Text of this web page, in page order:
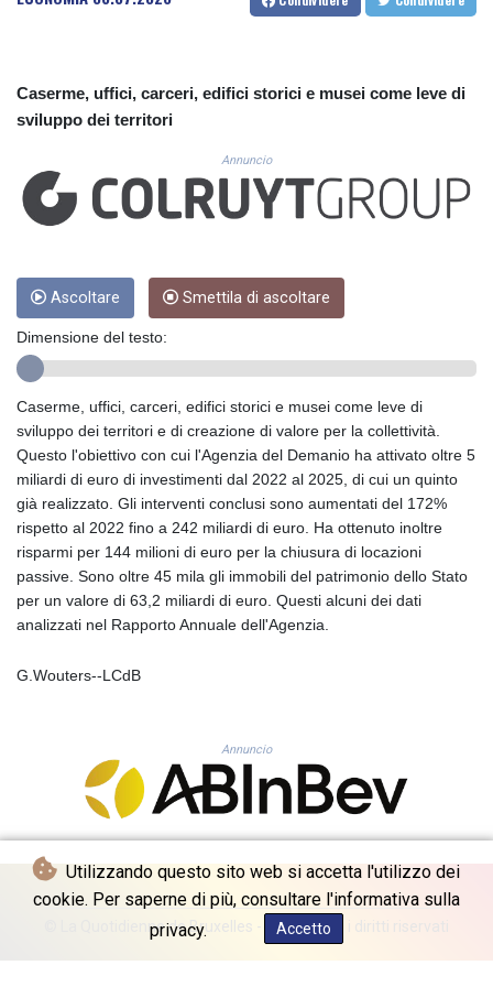
Utilizzando questo sito web si accetta l'utilizzo dei
cookie. Per saperne di più, consultare l'informativa sulla
privacy.
Accetto
CUC 1.154855
DJF 205.338828
DZD 153.530983
EGP 57.54318
ERN 17.322822
FKP 0.857848
GBP 0.857774
GIP 0.857848
GMD 84.878181
GNF 10128.411837
GTQ 8.795715
GYD 241.227629
HKD 9.058306
HNL 30.907112
HRK 7.534038
HTG 150.767698
HUF 362.223087
IQD 1510.627108
IRR
1587694.361999
JMD 183.243508
JOD 0.818791
JPY 182.181232
KES 149.439303
Caserme, uffici, carceri, edifici storici e musei come leve di
sviluppo dei territori
Annuncio
Ascoltare Smettila di ascoltare
Dimensione del testo:
Caserme, uffici, carceri, edifici storici e musei come leve di
sviluppo dei territori e di creazione di valore per la collettività.
Questo l'obiettivo con cui l'Agenzia del Demanio ha attivato oltre 5
miliardi di euro di investimenti dal 2022 al 2025, di cui un quinto
già realizzato. Gli interventi conclusi sono aumentati del 172%
rispetto al 2022 fino a 242 miliardi di euro. Ha ottenuto inoltre
risparmi per 144 milioni di euro per la chiusura di locazioni
passive. Sono oltre 45 mila gli immobili del patrimonio dello Stato
per un valore di 63,2 miliardi di euro. Questi alcuni dei dati
analizzati nel Rapporto Annuale dell'Agenzia.
G.Wouters--LCdB
Annuncio
© La Quotidienne de Bruxelles - 2026 - Tutti i diritti riservati